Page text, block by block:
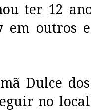
ter 12
em outros
Dulce
no